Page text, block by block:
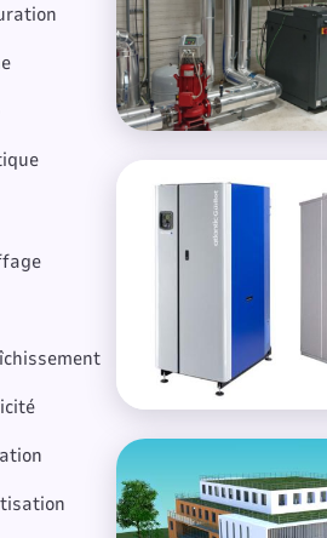
Conception